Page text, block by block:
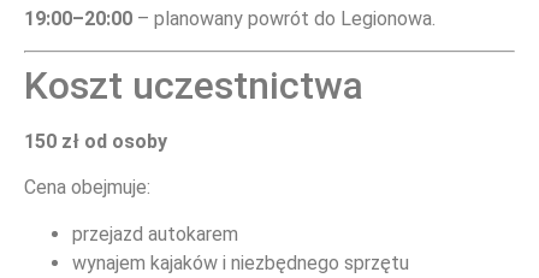
19:00–20:00 – planowany powrót do Legionowa.
Koszt uczestnictwa
150 zł od osoby
Cena obejmuje:
przejazd autokarem
wynajem kajaków i niezbędnego sprzętu